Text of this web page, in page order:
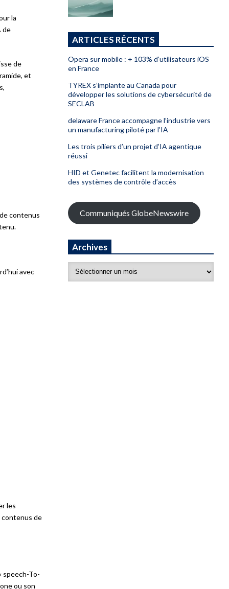
la
de
de
et
contenus
avec
les
contenus de
speech-To-
ou son
ARTICLES RÉCENTS
Opera sur mobile : + 103% d’utilisateurs iOS
en France
TYREX s’implante au Canada pour
développer les solutions de cybersécurité de
SECLAB
delaware France accompagne l’industrie vers
un manufacturing piloté par l’IA
Les trois piliers d’un projet d’IA agentique
réussi
HID et Genetec facilitent la modernisation
des systèmes de contrôle d’accès
Communiqués GlobeNewswire
Archives